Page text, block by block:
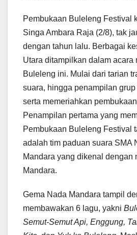
Pembukaan Buleleng Festival
Singa Ambara Raja (2/8), tak
dengan tahun lalu. Berbagai
Utara ditampilkan dalam acara
Buleleng ini. Mulai dari tarian
suara, hingga penampilan
serta memeriahkan
Penampilan pertama yang
Pembukaan Buleleng Festival
adalah tim paduan suara SMA
Mandara yang dikenal dengan
Mandara.
Gema Nada Mandara tampil
membawakan 6 lagu, yakni
Semut-Semut Api, Enggung,